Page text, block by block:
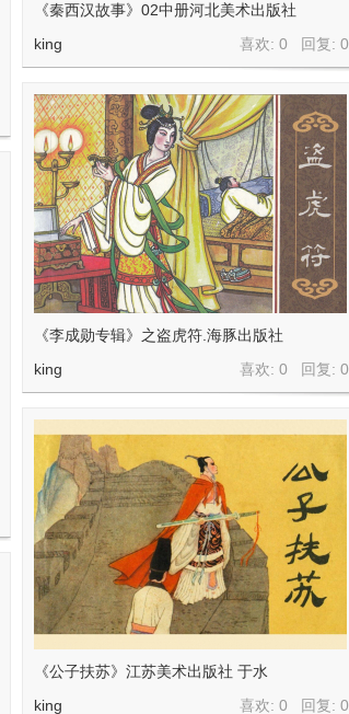
《秦西汉故事》02中册河北美术出版社
喜欢: 0 回复:0
king
《李成勋专辑》之盗虎符.海豚出版社
喜欢: 0 回复:0
king
《公子扶苏》江苏美术出版社 于水
喜欢: 0 回复:0
king